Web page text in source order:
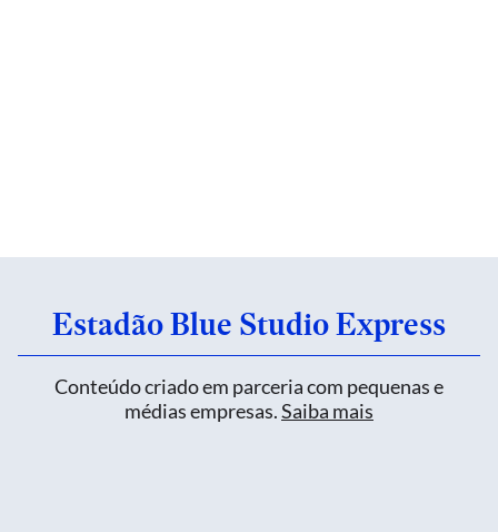
Estadão Blue Studio Express
Conteúdo criado em parceria com pequenas e
médias empresas.Saiba mais